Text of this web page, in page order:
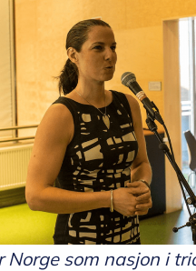
Norge som nasjon i